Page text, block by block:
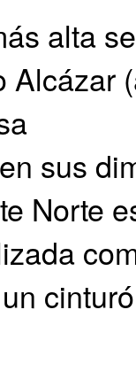
alta
Alcázar
sus
Norte